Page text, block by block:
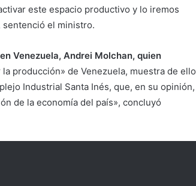
este espacio productivo y lo iremos
el ministro.
Venezuela, Andrei Molchan, quien
la producción» de Venezuela, muestra de ello
Industrial Santa Inés, que, en su opinión,
de la economía del país», concluyó